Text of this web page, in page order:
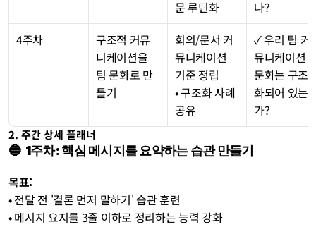
문 루틴화
나?
4주차
구조적 커뮤
니케이션을
팀 문화로 만
들기
회의/문서 커
뮤니케이션
기준 정립
• 구조화 사례
공유
✓ 우리 팀 커
뮤니케이션
문화는 구조
화되어 있는
가?
2. 주간 상세 플래너
🔵  1주차: 핵심 메시지를 요약하는 습관 만들기
목표:
• 전달 전 '결론 먼저 말하기' 습관 훈련
• 메시지 요지를 3줄 이하로 정리하는 능력 강화